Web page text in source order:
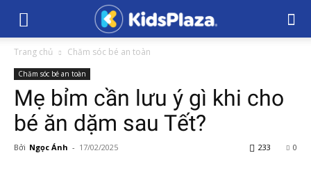
Trang chủ Chăm sóc bé an toàn
Chăm sóc bé an toàn
Mẹ bỉm cần lưu ý gì khi cho
bé ăn dặm sau Tết?
Bởi Ngọc Ánh - 17/02/2025 0
233